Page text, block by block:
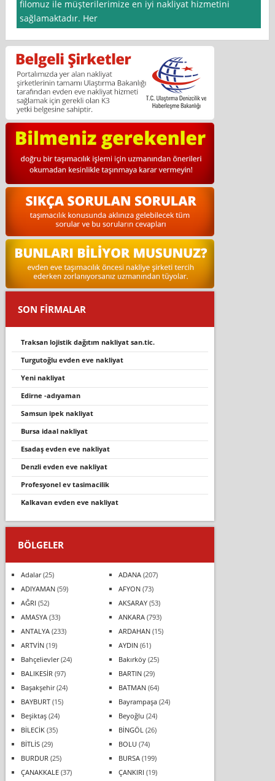
filomuz ile müşterilerimize en iyi nakliyat hizmetini
sağlamaktadır. Her
SON FİRMALAR
traksan lojistik dağıtım nakliyat san.tic.
turgutoğlu evden eve nakliyat
yeni nakliyat
edirne -adıyaman
samsun ipek nakliyat
bursa idaal nakliyat
esadaş evden eve nakliyat
denzli evden eve nakliyat
profesyonel ev tasi̇maci̇li̇k
kalkavan evden eve nakliyat
BÖLGELER
Adalar(25) ADANA(207)
ADIYAMAN(59) AFYON(73)
AĞRI (52) AKSARAY(53)
AMASYA(33) ANKARA(793)
ANTALYA(233) ARDAHAN(15)
ARTVİN(19) AYDIN(61)
Bahçelievler(24) Bakırköy(25)
BALIKESİR (97) BARTIN(29)
Başakşehir(24) BATMAN(64)
BAYBURT(15) Bayrampaşa(24)
Beşiktaş(24) Beyoğlu (24)
BİLECİK(35) BİNGÖL (26)
BİTLİS(29) BOLU (74)
BURDUR (25) BURSA(199)
ÇANAKKALE(37) ÇANKIRI (19)